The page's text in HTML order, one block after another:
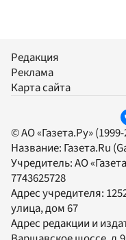
Редакция
Реклама
Карта сайта
© АО «Газета.Ру»
Название: Газета.Ru
Учредитель:АО
7743625728
Адрес учредителя:
улица, дом 67
Адрес редакции и